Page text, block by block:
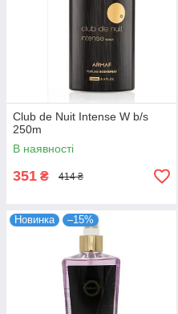
Club de Nuit Intense W b/s
250m
В наявності
351 ₴ 414 ₴
Новинка –15%